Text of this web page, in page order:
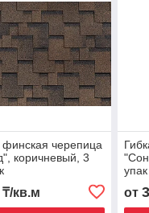
финская черепица
коричневый, 3
кв.м
упак
от